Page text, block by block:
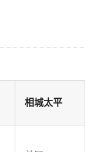
相城太平